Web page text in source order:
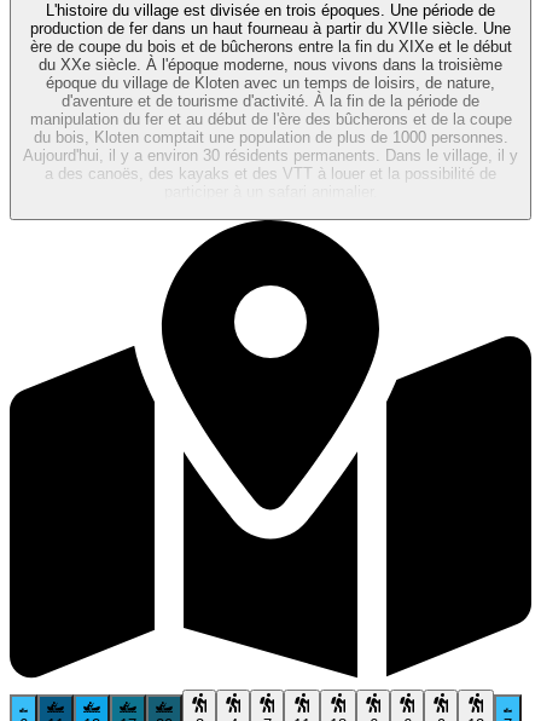
L'histoire du village est divisée en trois époques. Une période de
production de fer dans un haut fourneau à partir du XVIIe siècle. Une
ère de coupe du bois et de bûcherons entre la fin du XIXe et le début
du XXe siècle. À l'époque moderne, nous vivons dans la troisième
époque du village de Kloten avec un temps de loisirs, de nature,
d'aventure et de tourisme d'activité. À la fin de la période de
manipulation du fer et au début de l'ère des bûcherons et de la coupe
du bois, Kloten comptait une population de plus de 1000 personnes.
Aujourd'hui, il y a environ 30 résidents permanents. Dans le village, il y
a des canoës, des kayaks et des VTT à louer et la possibilité de